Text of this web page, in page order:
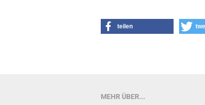
teilen
MEHR ÜBER...